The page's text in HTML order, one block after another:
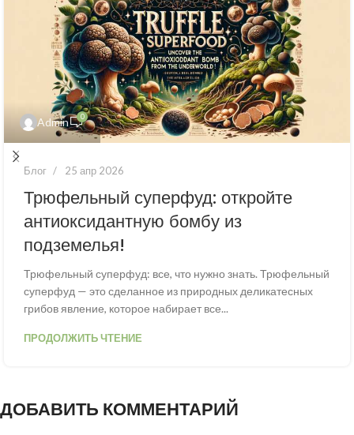
Admin 0
Блог 25 апр 2026
Трюфельный суперфуд: откройте
антиоксидантную бомбу из
подземелья!
Трюфельный суперфуд: все, что нужно знать. Трюфельный
суперфуд — это сделанное из природных деликатесных
грибов явление, которое набирает все...
ПРОДОЛЖИТЬ ЧТЕНИЕ
ДОБАВИТЬ КОММЕНТАРИЙ